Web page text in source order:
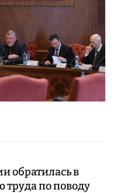
обратилась в
труда по поводу